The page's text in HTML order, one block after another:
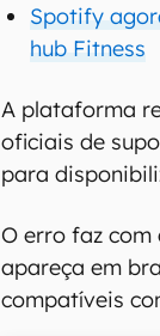
Spotify
hub Fitness
A plataforma
oficiais de
para
O erro faz
apareça em
compatíveis